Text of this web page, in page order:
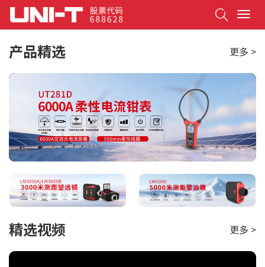
T
o
g
e
a
v
i
g
a
t
o
n
产品精选 更多 >
精选视频 更多 >